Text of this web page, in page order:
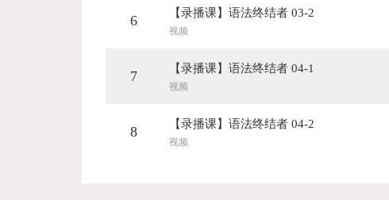
6 【录播课】语法终结者 03-2
视频
7 【录播课】语法终结者 04-1
视频
8 【录播课】语法终结者 04-2
视频